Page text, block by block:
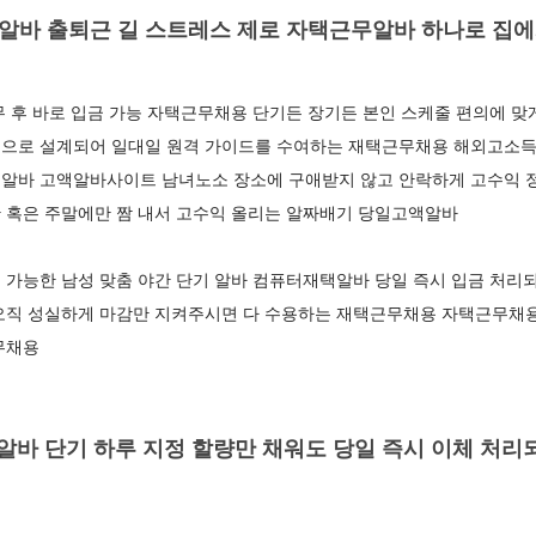
바 출퇴근 길 스트레스 제로 자택근무알바 하나로 집
후 바로 입금 가능 자택근무채용 단기든 장기든 본인 스케줄 편의에
로 설계되어 일대일 원격 가이드를 수여하는 재택근무채용 해외고소
바 고액알바사이트 남녀노소 장소에 구애받지 않고 안락하게 고수익
은 주말에만 짬 내서 고수익 올리는 알짜배기 당일고액알바
능한 남성 맞춤 야간 단기 알바 컴퓨터재택알바 당일 즉시 입금 처리
성실하게 마감만 지켜주시면 다 수용하는 재택근무채용 자택근무채
채용
바 단기 하루 지정 할량만 채워도 당일 즉시 이체 처리